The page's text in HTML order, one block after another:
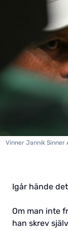
Vinner Jannik Sinner
Igår hände
Om man inte
han skrev